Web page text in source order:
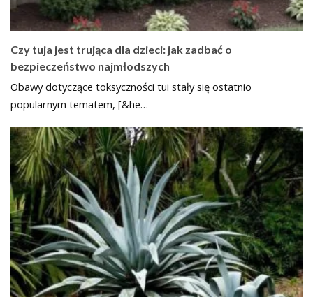
Czy tuja jest trująca dla dzieci: jak zadbać o
bezpieczeństwo najmłodszych
Obawy dotyczące toksyczności tui stały się ostatnio
popularnym tematem, [&he…